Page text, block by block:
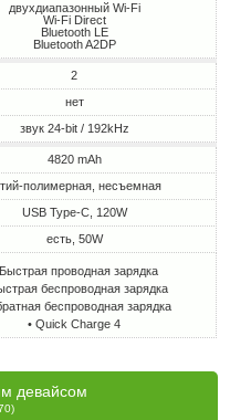
двухдиапазонный Wi-Fi
Wi-Fi Direct
Bluetooth LE
Bluetooth A2DP
2
нет
звук 24-bit / 192kHz
4820 mAh
полимерная, несъемная
USB Type-C, 120W
есть, 50W
проводная зарядка
беспроводная зарядка
беспроводная зарядка
• Quick Charge 4
девайсом